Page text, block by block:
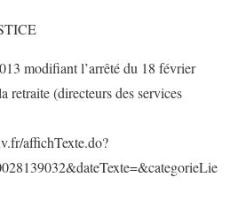
modifiant l’arrêté du 18 février
retraite (directeurs des services
affichTexte.do?